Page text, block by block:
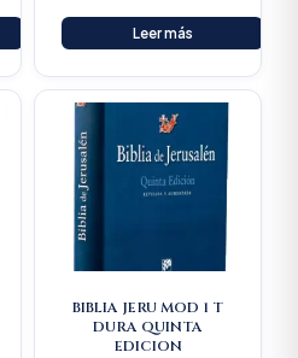
Leer más
BIBLIA JERU MOD 1 T
DURA QUINTA
EDICION